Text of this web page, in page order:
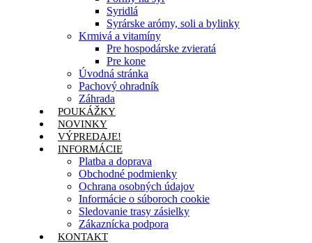
Syridlá
Syrárske arómy, soli a bylinky
Krmivá a vitamíny
Pre hospodárske zvieratá
Pre kone
Úvodná stránka
Pachový ohradník
Záhrada
POUKÁŽKY
NOVINKY
VÝPREDAJE!
INFORMÁCIE
Platba a doprava
Obchodné podmienky
Ochrana osobných údajov
Informácie o súboroch cookie
Sledovanie trasy zásielky
Zákaznícka podpora
KONTAKT